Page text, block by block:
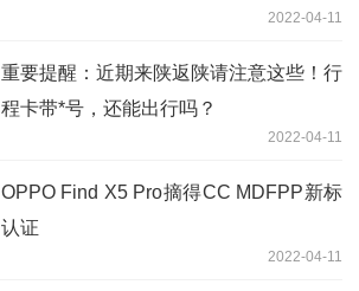
2022-04-11
重要提醒：近期来陕返陕请注意这些！行
程卡带*号，还能出行吗？
2022-04-11
OPPO Find X5 Pro摘得CC MDFPP新标
认证
2022-04-11